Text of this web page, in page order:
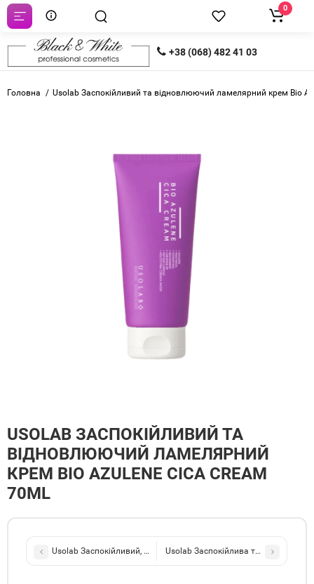
+38 (068) 482 41 03
0
Головна Usolab Заспокійливий та відновлюючий ламелярний крем Bio
USOLAB ЗАСПОКІЙЛИВИЙ ТА
ВІДНОВЛЮЮЧИЙ ЛАМЕЛЯРНИЙ
КРЕМ BIO AZULENE CICA CREAM
70ML
Usolab Заспокійливий, освіжаючий та гідратуючий тонер -
Usolab Заспокійлива та